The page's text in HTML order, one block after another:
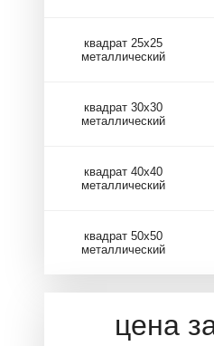
квадрат 25х25
металлический
квадрат 30х30
металлический
квадрат 40х40
металлический
квадрат 50х50
металлический
цена